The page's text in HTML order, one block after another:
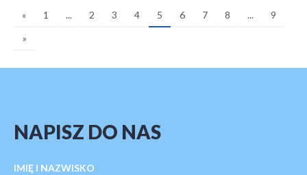
« 1 ... 2 3 4 5 6 7 8 ...
9
»
NAPISZ DO NAS
IMIĘ I NAZWISKO